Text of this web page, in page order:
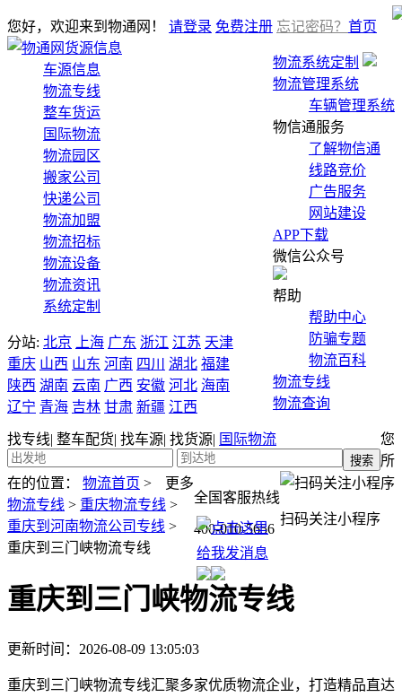
您好，欢迎来到物通网！ 请登录 免费注册 忘记密码？
物流系统定制
物流管理系统
车辆管理系统
物信通服务
了解物信通
线路竞价
广告服务
网站建设
APP下载
微信公众号
帮助
帮助中心
防骗专题
物流百科
物流专线
物流查询
找专线| 整车配货| 找车源| 找货源| 国际物流
全国客服热线
400-010-5656
扫码关注小程序
首页
货源信息
车源信息
物流专线
整车货运
国际物流
物流园区
搬家公司
快递公司
物流加盟
物流招标
物流设备
物流资讯
系统定制
分站: 北京 上海 广东 浙江 江苏 天津
重庆 山西 山东 河南 四川 湖北 福建
陕西 湖南 云南 广西 安徽 河北 海南
辽宁 青海 吉林 甘肃 新疆 江西
更多
您
所
在的位置：
物流首页 >
物流专线 > 重庆物流专线 >
重庆到河南物流公司专线 >
重庆到三门峡物流专线
重庆到三门峡物流专线
更新时间：2026-08-09 13:05:03
重庆到三门峡物流专线汇聚多家优质物流企业，打造精品直达